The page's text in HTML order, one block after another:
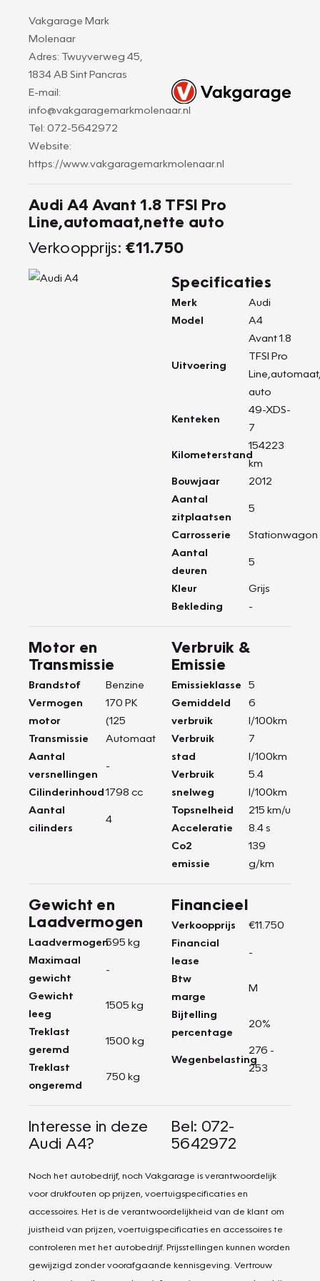
Vakgarage Mark
Molenaar
Adres: Twuyverweg 45,
1834 AB Sint Pancras
E-mail:
info@vakgaragemarkmolenaar.nl
Tel: 072-5642972
Website:
https://www.vakgaragemarkmolenaar.nl
Audi A4 Avant 1.8 TFSI Pro
Line,automaat,nette auto
Verkoopprijs: €11.750
Specificaties
Merk
Audi
Model
A4
Uitvoering
Avant 1.8
TFSI Pro
auto
Kenteken
49-XDS-
7
Kilometerstand
154223
km
Bouwjaar
2012
Aantal
zitplaatsen
5
Carrosserie
Stationwagon
Aantal
deuren
5
Kleur
Grijs
Bekleding
-
Motor en
Transmissie
Brandstof
Benzine
Vermogen
motor
170 PK
(125
Transmissie
Automaat
Aantal
versnellingen
-
Cilinderinhoud1798 cc
Aantal
cilinders
4
Verbruik &
Emissie
Emissieklasse
5
Gemiddeld
verbruik
6
l/100km
Verbruik
stad
7
l/100km
Verbruik
snelweg
5.4
l/100km
Topsnelheid
215 km/u
Acceleratie
8.4 s
Co2
emissie
139
g/km
Gewicht en
Laadvermogen
Laadvermogen595 kg
Maximaal
gewicht
-
Gewicht
leeg
1505 kg
Treklast
geremd
1500 kg
Treklast
ongeremd
750 kg
Financieel
Verkoopprijs
€11.750
Financial
lease
-
Btw
marge
M
Bijtelling
percentage
20%
Wegenbelasting
276 -
253
Interesse in deze
Audi A4?
Bel: 072-
5642972
Noch het autobedrijf, noch Vakgarage is verantwoordelijk
voor drukfouten op prijzen, voertuigspecificaties en
accessoires. Het is de verantwoordelijkheid van de klant om
juistheid van prijzen, voertuigspecificaties en accessoires te
controleren met het autobedrijf. Prijsstellingen kunnen worden
gewijzigd zonder voorafgaande kennisgeving. Vertrouw